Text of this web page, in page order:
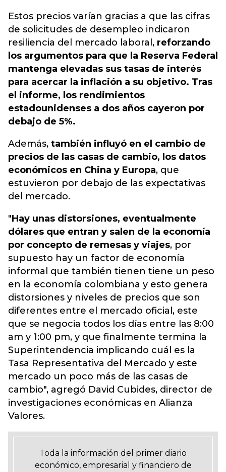
Estos precios varían gracias a que las cifras
de solicitudes de desempleo indicaron
resiliencia del mercado laboral, reforzando
los argumentos para que la Reserva Federal
mantenga elevadas sus tasas de interés
para acercar la inflación a su objetivo. Tras
el informe, los rendimientos
estadounidenses a dos años cayeron por
debajo de 5%.
Además, también influyó en el cambio de
precios de las casas de cambio, los datos
económicos en China y Europa, que
estuvieron por debajo de las expectativas
del mercado.
"Hay unas distorsiones, eventualmente
dólares que entran y salen de la economía
por concepto de remesas y viajes, por
supuesto hay un factor de economía
informal que también tienen tiene un peso
en la economía colombiana y esto genera
distorsiones y niveles de precios que son
diferentes entre el mercado oficial, este
que se negocia todos los días entre las 8:00
am y 1:00 pm, y que finalmente termina la
Superintendencia implicando cuál es la
Tasa Representativa del Mercado y este
mercado un poco más de las casas de
cambio", agregó David Cubides, director de
investigaciones económicas en Alianza
Valores.
Toda la información del primer diario
económico, empresarial y financiero de